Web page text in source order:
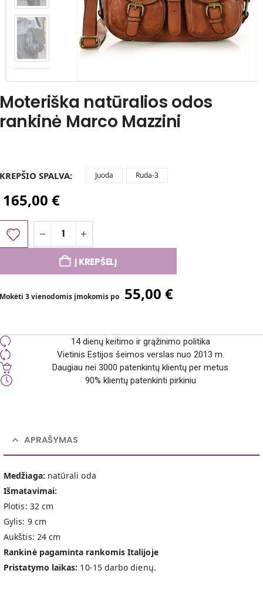
Moteriška natūralios odos
rankinė Marco Mazzini
KREPŠIO SPALVA Juoda Ruda-3
165,00€
Į KREPŠELĮ
Mokėti 3 vienodomis įmokomis po 55,00€
14 dienų keitimo ir grąžinimo politika
Vietinis Estijos šeimos verslas nuo 2013 m.
Daugiau nei 3000 patenkintų klientų per metus
90% klientų patenkinti pirkiniu
APRAŠYMAS
Medžiaga: natūrali oda
Išmatavimai:
Plotis: 32 cm
Gylis: 9 cm
Aukštis: 24 cm
Rankinė pagaminta rankomis Italijoje
Pristatymo laikas: 10-15 darbo dienų.